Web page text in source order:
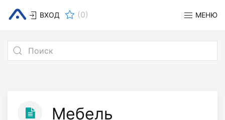
ВХОД (0) МЕНЮ
Мебель